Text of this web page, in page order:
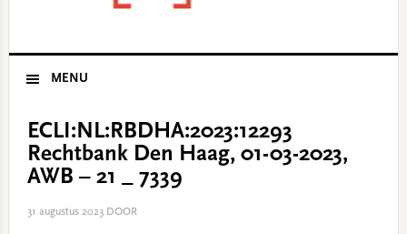
MENU
ECLI:NL:RBDHA:2023:12293
Rechtbank Den Haag, 01-03-2023,
AWB – 21 _ 7339
31 augustus 2023DOOR